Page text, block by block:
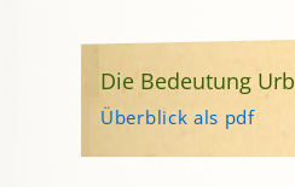
Die Bedeutung
Überblick als pdf